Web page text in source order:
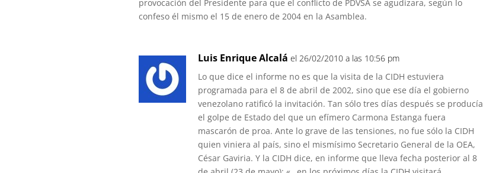
provocación del Presidente para que el conflicto de PDVSA se agudizara, según lo
confeso él mismo el 15 de enero de 2004 en la Asamblea.
Luis Enrique Alcalá el 26/02/2010 a las 10:56 pm
Lo que dice el informe no es que la visita de la CIDH estuviera
programada para el 8 de abril de 2002, sino que ese día el gobierno
venezolano ratificó la invitación. Tan sólo tres días después se producía
el golpe de Estado del que un efímero Carmona Estanga fuera
mascarón de proa. Ante lo grave de las tensiones, no fue sólo la CIDH
quien viniera al país, sino el mismísimo Secretario General de la OEA,
César Gaviria. Y la CIDH dice, en informe que lleva fecha posterior al 8